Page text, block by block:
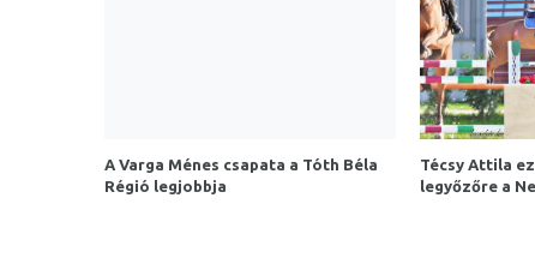
A Varga Ménes csapata a Tóth Béla
Régió legjobbja
Técsy Attila
legyőzőre a